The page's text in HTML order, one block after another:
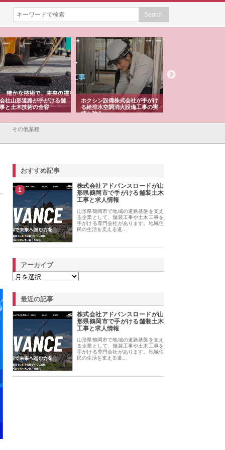
社山形道路が手がける舗
と土木技術の全容
ホクシン設備株式会社が手がけ
る給排水空調消火設備工事の実
績と強み
その他業種
おすすめ記事
1
株式会社アドバンスロードが山
形県鶴岡市で手がける舗装土木
工事と求人情報
山形県鶴岡市で地域の道路基盤を支え
る企業として、舗装工事や土木工事を
手がける専門会社があります。地域住
民の生活を支える道…
アーカイブ
最近の記事
株式会社アドバンスロードが山
形県鶴岡市で手がける舗装土木
工事と求人情報
山形県鶴岡市で地域の道路基盤を支え
る企業として、舗装工事や土木工事を
手がける専門会社があります。地域住
民の生活を支える道…